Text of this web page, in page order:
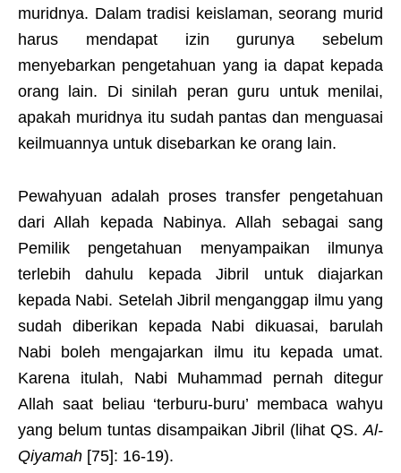
muridnya. Dalam tradisi keislaman, seorang murid
harus mendapat izin gurunya sebelum
menyebarkan pengetahuan yang ia dapat kepada
orang lain. Di sinilah peran guru untuk menilai,
apakah muridnya itu sudah pantas dan menguasai
keilmuannya untuk disebarkan ke orang lain.
Pewahyuan adalah proses transfer pengetahuan
dari Allah kepada Nabinya. Allah sebagai sang
Pemilik pengetahuan menyampaikan ilmunya
terlebih dahulu kepada Jibril untuk diajarkan
kepada Nabi. Setelah Jibril menganggap ilmu yang
sudah diberikan kepada Nabi dikuasai, barulah
Nabi boleh mengajarkan ilmu itu kepada umat.
Karena itulah, Nabi Muhammad pernah ditegur
Allah saat beliau ‘terburu-buru’ membaca wahyu
yang belum tuntas disampaikan Jibril (lihat QS.Al-
Qiyamah [75]: 16-19).